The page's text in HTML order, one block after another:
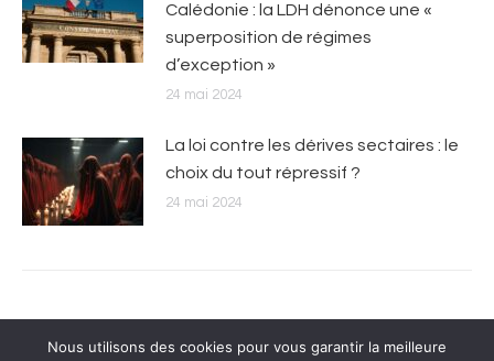
Calédonie : la LDH dénonce une «
superposition de régimes
d’exception »
24 mai 2024
La loi contre les dérives sectaires : le
choix du tout répressif ?
24 mai 2024
Nous utilisons des cookies pour vous garantir la meilleure